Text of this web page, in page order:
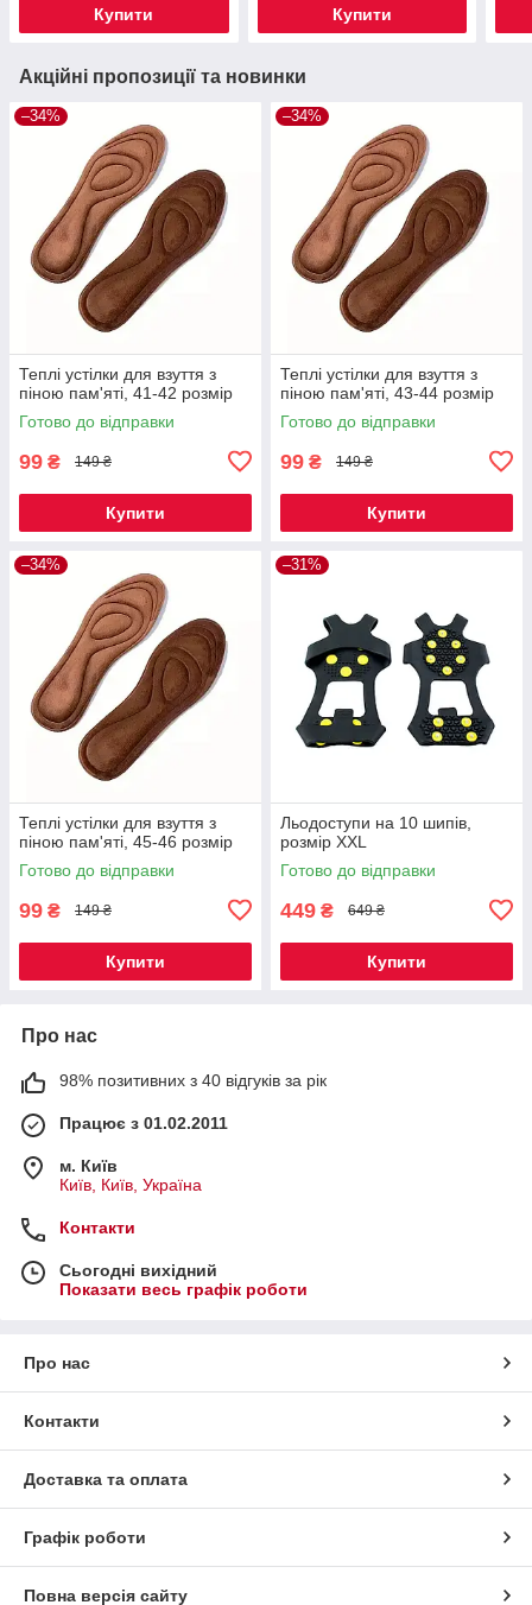
Купити Купити
Акційні пропозиції та новинки
–34%
Теплі устілки для взуття з
піною пам'яті, 41-42 розмір
Готово до відправки
99 ₴ 149 ₴
Купити
–34%
Теплі устілки для взуття з
піною пам'яті, 43-44 розмір
Готово до відправки
99 ₴ 149 ₴
Купити
–34%
Теплі устілки для взуття з
піною пам'яті, 45-46 розмір
Готово до відправки
99 ₴ 149 ₴
Купити
–31%
Льодоступи на 10 шипів,
розмір ХXL
Готово до відправки
449 ₴ 649 ₴
Купити
Про нас
98% позитивних з 40 відгуків за рік
Працює з 01.02.2011
м. Київ
Київ, Київ, Україна
Контакти
Сьогодні вихідний
Показати весь графік роботи
Про нас
Контакти
Доставка та оплата
Графік роботи
Повна версія сайту